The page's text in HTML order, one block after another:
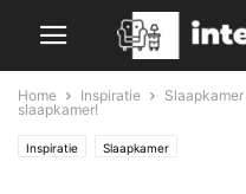
Home Inspiratie Slaapkamer
slaapkamer!
Inspiratie Slaapkamer